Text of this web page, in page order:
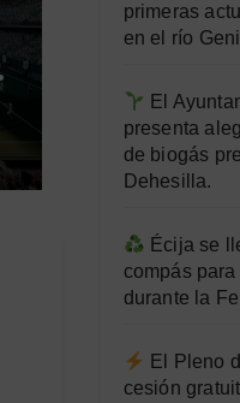
primeras
en el río Genil
El
presenta
de biogás
Dehesilla.
Écija se
compás
durante la
El Pleno
cesión